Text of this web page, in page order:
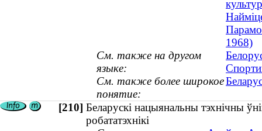
1968)
См. также на другом
языке:
См. также более широкое
понятие:
[210] Беларускі нацыянальны тэхнічны
робататэхнікі